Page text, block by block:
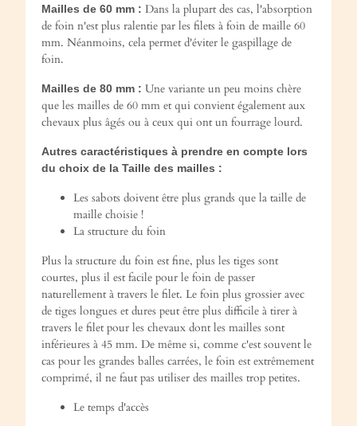
Mailles de 60 mm : Dans la plupart des cas, l'absorption
de foin n'est plus ralentie par les filets à foin de maille 60
mm. Néanmoins, cela permet d'éviter le gaspillage de
foin.
Mailles de 80 mm : Une variante un peu moins chère
que les mailles de 60 mm et qui convient également aux
chevaux plus âgés ou à ceux qui ont un fourrage lourd.
Autres caractéristiques à prendre en compte lors
du choix de la Taille des mailles :
Les sabots doivent être plus grands que la taille de
maille choisie !
La structure du foin
Plus la structure du foin est fine, plus les tiges sont
courtes, plus il est facile pour le foin de passer
naturellement à travers le filet. Le foin plus grossier avec
de tiges longues et dures peut être plus difficile à tirer à
travers le filet pour les chevaux dont les mailles sont
inférieures à 45 mm. De même si, comme c'est souvent le
cas pour les grandes balles carrées, le foin est extrêmement
comprimé, il ne faut pas utiliser des mailles trop petites.
Le temps d'accès